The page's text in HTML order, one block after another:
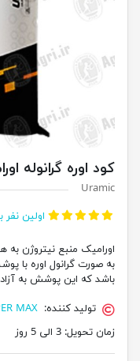
کود اوره گرانوله اورامیک 25
Uramic
اولین
اورامیک منبع نیتروژن
به صورت گرانول اوره با
باشد که این پوشش به
تولید کننده: MAX
زمان تحویل: 3 الی 5 روز